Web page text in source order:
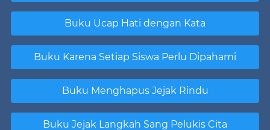
`
Buku Ucap Hati dengan Kata
`
Buku Karena Setiap Siswa Perlu Dipahami
`
Buku Menghapus Jejak Rindu
`
Buku Jejak Langkah Sang Pelukis Cita